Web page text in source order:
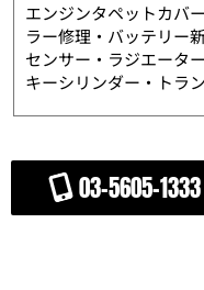
エンジンタペットカバ
ラー修理・バッテリー
センサー・ラジエータ
キーシリンダー・トラ
03-5605-1333